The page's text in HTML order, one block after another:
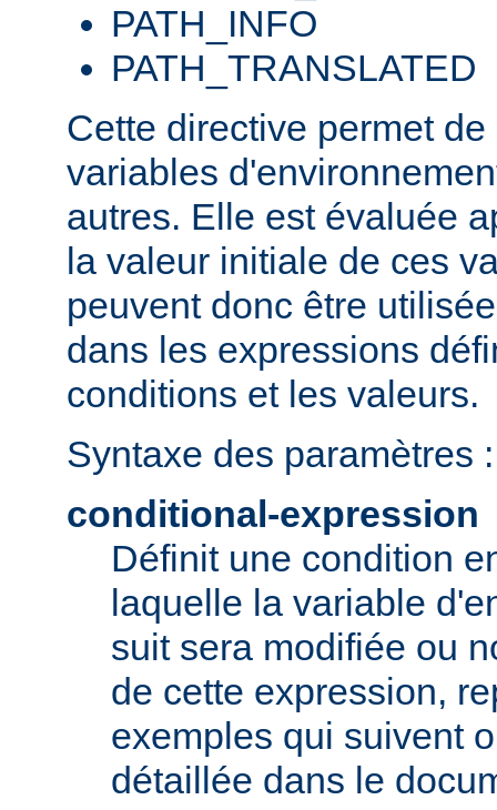
PATH_INFO
PATH_TRANSLATED
Cette directive permet
variables
autres. Elle est évaluée
la valeur initiale de ces
peuvent donc être
dans les expressions
conditions et les valeurs.
Syntaxe des paramètres :
conditional-expression
Définit une condition
laquelle la variable
suit sera modifiée ou
de cette expression,
exemples qui suivent
détaillée dans le